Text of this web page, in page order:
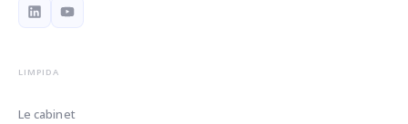
LIMPIDA
Le cabinet